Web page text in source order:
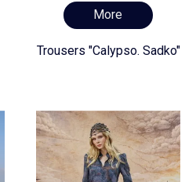
More
Trousers "Calypso. Sadko"